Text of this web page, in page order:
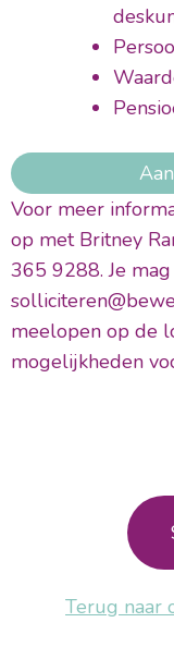
Voor meer
op met Britney
365 9288. Je
meelopen op de
mogelijkheden
Terug naar